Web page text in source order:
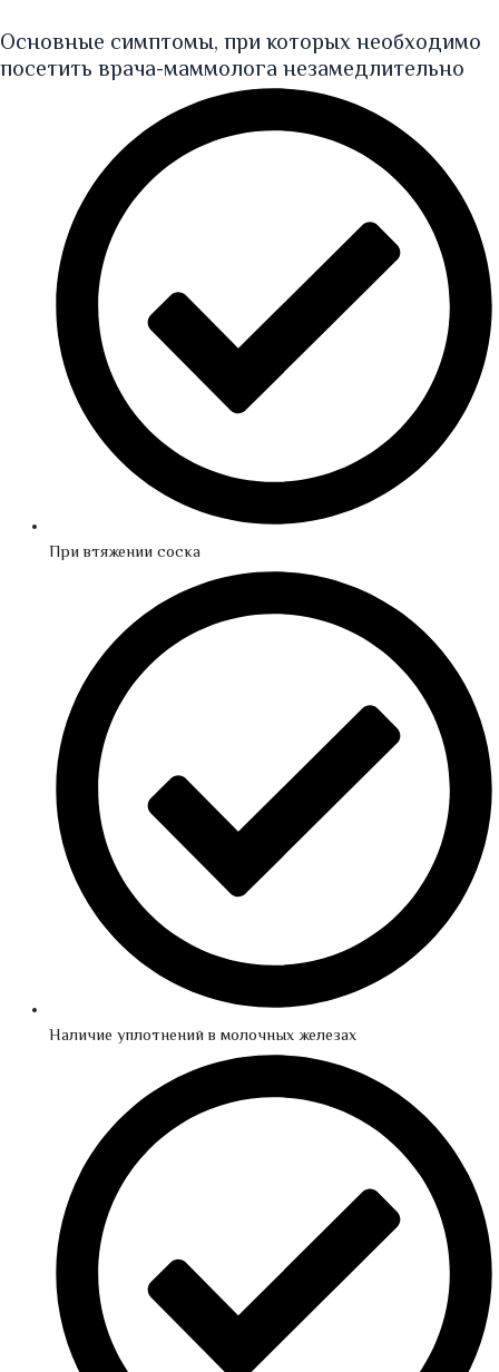
Основные симптомы, при которых необходимо
посетить врача-маммолога незамедлительно
При втяжении соска
Наличие уплотнений в молочных железах